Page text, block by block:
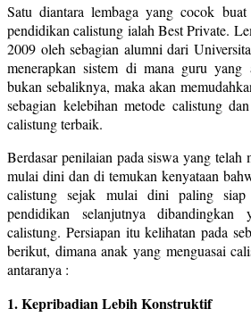
Satu diantara lembaga yang cocok
pendidikan calistung ialah Best Private.
2009 oleh sebagian alumni dari
menerapkan sistem di mana guru yang
bukan sebaliknya, maka akan
sebagian kelebihan metode calistung
calistung terbaik.
Berdasar penilaian pada siswa yang telah
mulai dini dan di temukan kenyataan
calistung sejak mulai dini paling siap
pendidikan selanjutnya dibandingkan
calistung. Persiapan itu kelihatan pada
berikut, dimana anak yang menguasai
antaranya :
1. Kepribadian Lebih Konstruktif